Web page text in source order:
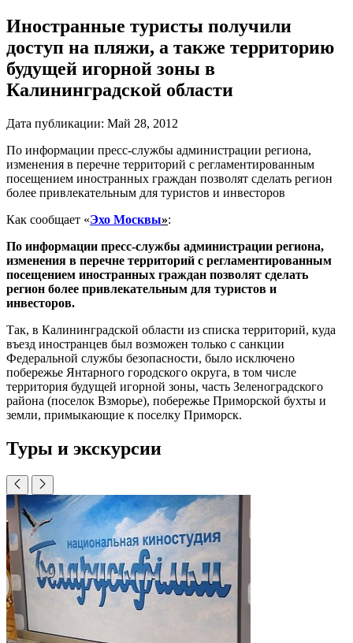
Иностранные туристы получили
доступ на пляжи, а также территорию
будущей игорной зоны в
Калининградской области
Дата публикации: Май 28, 2012
По информации пресс-службы администрации региона,
изменения в перечне территорий с регламентированным
посещением иностранных граждан позволят сделать регион
более привлекательным для туристов и инвесторов
Как сообщает «Эхо Москвы»:
По информации пресс-службы администрации региона,
изменения в перечне территорий с регламентированным
посещением иностранных граждан позволят сделать
регион более привлекательным для туристов и
инвесторов.
Так, в Калининградской области из списка территорий, куда
въезд иностранцев был возможен только с санкции
Федеральной службы безопасности, было исключено
побережье Янтарного городского округа, в том числе
территория будущей игорной зоны, часть Зеленоградского
района (поселок Взморье), побережье Приморской бухты и
земли, примыкающие к поселку Приморск.
Туры и экскурсии